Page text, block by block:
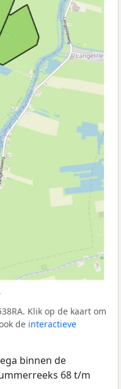
Klik op de kaart om
de interactieve
binnen de
68 t/m